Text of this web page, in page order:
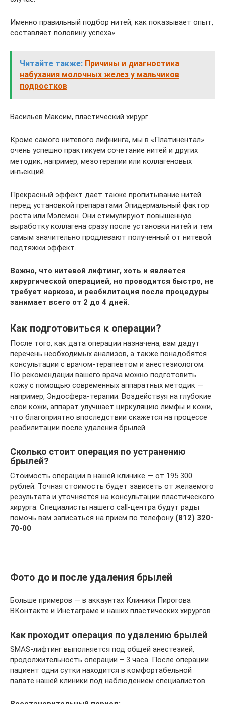
Именно правильный подбор нитей, как показывает опыт,
составляет половину успеха».
Читайте также: Причины и диагностика
набухания молочных желез у мальчиков
подростков
Васильев Максим, пластический хирург.
Кроме самого нитевого лифнинга, мы в «Платинентал»
очень успешно практикуем сочетание нитей и других
методик, например, мезотерапии или коллагеновых
инъекций.
Прекрасный эффект дает также пропитывание нитей
перед установкой препаратами Эпидермальный фактор
роста или Мэлсмон. Они стимулируют повышенную
выработку коллагена сразу после установки нитей и тем
самым значительно продлевают полученный от нитевой
подтяжки эффект.
Важно, что нитевой лифтинг, хоть и является
хирургической операцией, но проводится быстро, не
требует наркоза, и реабилитация после процедуры
занимает всего от 2 до 4 дней.
Как подготовиться к операции?
После того, как дата операции назначена, вам дадут
перечень необходимых анализов, а также понадобятся
консультации с врачом-терапевтом и анестезиологом.
По рекомендации вашего врача можно подготовить
кожу с помощью современных аппаратных методик —
например, Эндосфера-терапии. Воздействуя на глубокие
слои кожи, аппарат улучшает циркуляцию лимфы и кожи,
что благоприятно впоследствии скажется на процессе
реабилитации после удаления брылей.
Сколько стоит операция по устранению
брылей?
Стоимость операции в нашей клинике — от 195 300
рублей. Точная стоимость будет зависеть от желаемого
результата и уточняется на консультации пластического
хирурга. Специалисты нашего call-центра будут рады
помочь вам записаться на прием по телефону (812) 320-
70-00
.
Фото до и после удаления брылей
Больше примеров — в аккаунтах Клиники Пирогова
ВКонтакте и Инстаграме и наших пластических хирургов
Как проходит операция по удалению брылей
SMAS-лифтинг выполняется под общей анестезией,
продолжительность операции – 3 часа. После операции
пациент одни сутки находится в комфортабельной
палате нашей клиники под наблюдением специалистов.